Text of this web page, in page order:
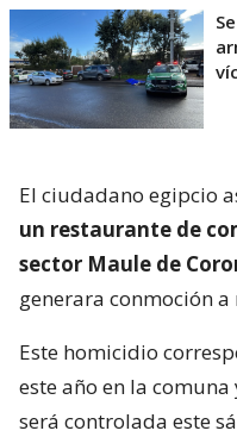
El ciudadano egipcio
un restaurante de
sector Maule de
generara conmoción a
Este homicidio
este año en la
será controlada este